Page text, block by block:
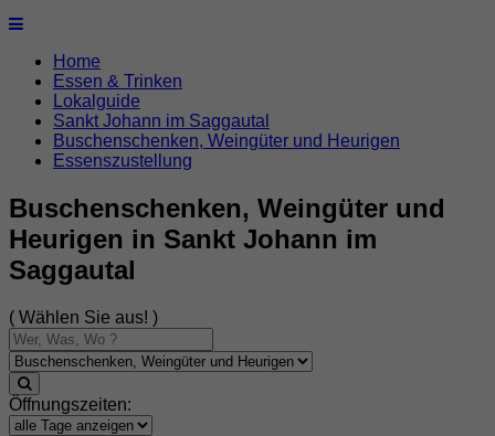
Home
Essen & Trinken
Lokalguide
Sankt Johann im Saggautal
Buschenschenken, Weingüter und Heurigen
Essenszustellung
Buschenschenken, Weingüter und
Heurigen in Sankt Johann im
Saggautal
( Wählen Sie aus! )
Öffnungszeiten: